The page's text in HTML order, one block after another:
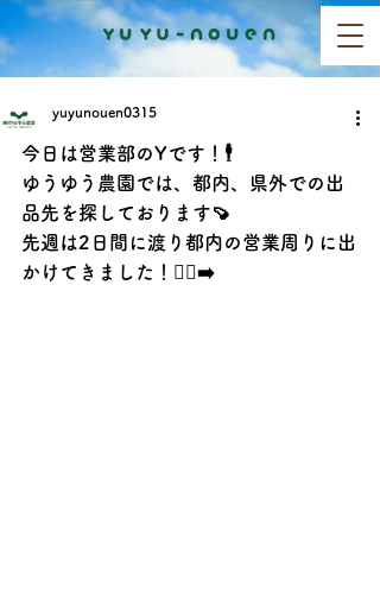
yuyunouen0315
今日は営業部のYです！🕴️
ゆうゆう農園では、都内、県外での出
品先を探しております🍠
先週は2日間に渡り都内の営業周りに出
かけてきました！🏃‍♂️‍➡️